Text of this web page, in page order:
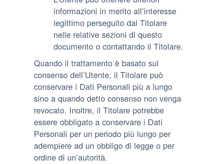
informazioni in merito all’interesse
legittimo perseguito dal Titolare
nelle relative sezioni di questo
documento o contattando il Titolare.
Quando il trattamento è basato sul
consenso dell’Utente, il Titolare può
conservare i Dati Personali più a lungo
sino a quando detto consenso non venga
revocato. Inoltre, il Titolare potrebbe
essere obbligato a conservare i Dati
Personali per un periodo più lungo per
adempiere ad un obbligo di legge o per
ordine di un’autorità.